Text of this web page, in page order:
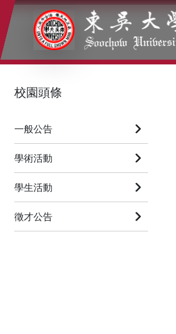
:::
校園頭條
一般公告
學術活動
學生活動
徵才公告